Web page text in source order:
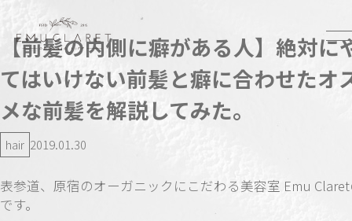
【前髪の内側に癖がある人】絶対に
てはいけない前髪と癖に合わせたオ
メな前髪を解説してみた。
hair 2019.01.30
表参道、原宿のオーガニックにこだわる美容室 Emu
です。